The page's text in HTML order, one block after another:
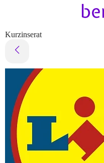
Kurzinserat